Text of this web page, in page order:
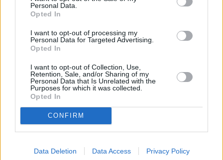
Personal Data.
Opted In
I want to opt-out of processing my
Personal Data for Targeted Advertising.
Opted In
I want to opt-out of Collection, Use,
Retention, Sale, and/or Sharing of my
Personal Data that Is Unrelated with the
Purposes for which it was collected.
Opted In
CONFIRM
Data Deletion Data Access Privacy Policy
Le imprese interessate devono consegnare la domanda di
partecipazione, esclusivamente in formato elettronico, sul Portale
luglio 2019.
Per informazioni dettagliate su tutti i bandi di gara è possibile
consultare il sito internet www.stradeanas.it.